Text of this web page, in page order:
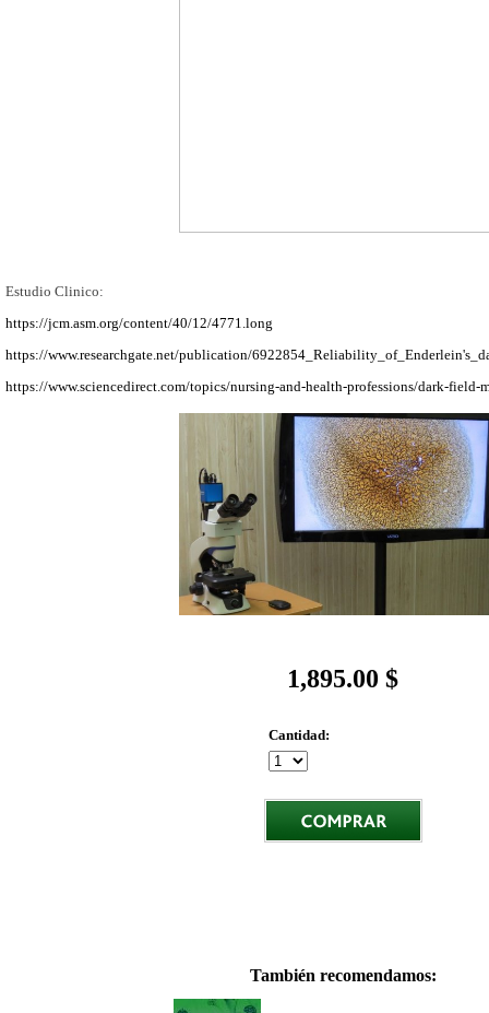
Estudio Clinico:
https://jcm.asm.org/content/40/12/4771.long
https://www.researchgate.net/publication/
https://www.sciencedirect.com/topics/nursing-and-health-professions/dark-field-
1,895.00 $
Cantidad:
También recomendamos: